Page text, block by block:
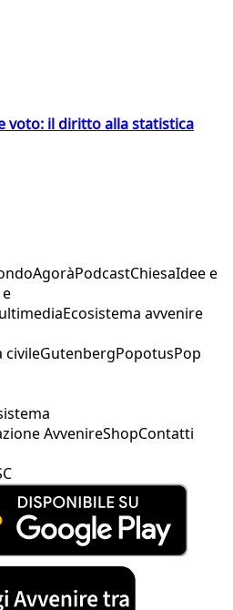
voto: il diritto alla statistica
AgoràPodcastChiesaIdee e
Ecosistema avvenire
civileGutenbergPopotusPop
AvvenireShopContatti